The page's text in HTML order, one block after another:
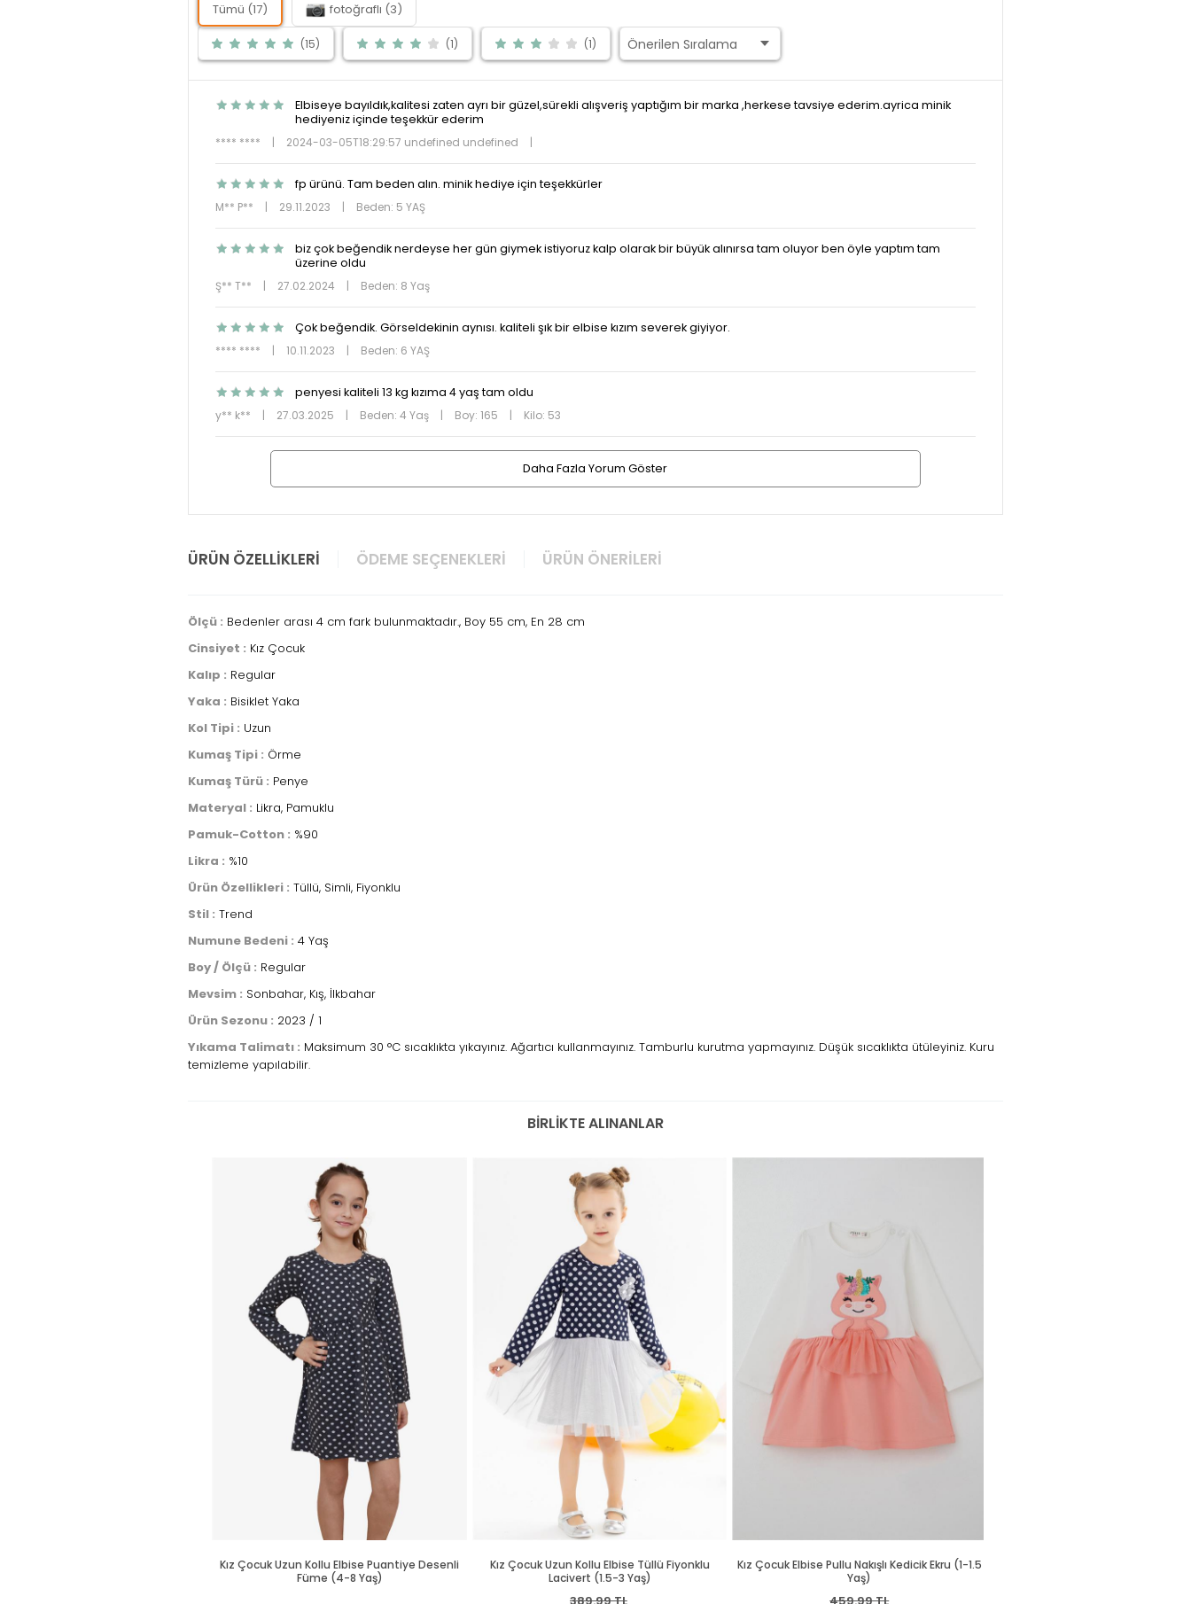
Tümü (17) fotoğraflı (3)
(15) (1) (1)
Elbiseye bayıldık,kalitesi zaten ayrı bir güzel,sürekli alışveriş yaptığım bir marka ,herkese tavsiye ederim.ayrica minik
hediyeniz içinde teşekkür ederim
**** ****
| 2024-03-05T18:29:57 undefined undefined |
fp ürünü. Tam beden alın. minik hediye için teşekkürler
M** P**
| 29.11.2023 | Beden: 5 YAŞ
biz çok beğendik nerdeyse her gün giymek istiyoruz kalp olarak bir büyük alınırsa tam oluyor ben öyle yaptım tam
üzerine oldu
Ş** T**
| 27.02.2024 | Beden: 8 Yaş
Çok beğendik. Görseldekinin aynısı. kaliteli şık bir elbise kızım severek giyiyor.
**** ****
| 10.11.2023 | Beden: 6 YAŞ
penyesi kaliteli 13 kg kızıma 4 yaş tam oldu
y** k**
| 27.03.2025 | Beden: 4 Yaş | Boy: 165 | Kilo: 53
Daha Fazla Yorum Göster
ÜRÜN ÖZELLIKLERI ÖDEME SEÇENEKLERI ÜRÜN ÖNERILERI
Ölçü : Bedenler arası 4 cm fark bulunmaktadır., Boy 55 cm, En 28 cm
Cinsiyet : Kız Çocuk
Kalıp : Regular
Yaka : Bisiklet Yaka
Kol Tipi : Uzun
Kumaş Tipi : Örme
Kumaş Türü : Penye
Materyal : Likra, Pamuklu
Pamuk-Cotton : %90
Likra : %10
Ürün Özellikleri : Tüllü, Simli, Fiyonklu
Stil : Trend
Numune Bedeni : 4 Yaş
Boy / Ölçü : Regular
Mevsim : Sonbahar, Kış, İlkbahar
Ürün Sezonu : 2023 / 1
Yıkama Talimatı : Maksimum 30 °C sıcaklıkta yıkayınız. Ağartıcı kullanmayınız. Tamburlu kurutma yapmayınız. Düşük sıcaklıkta ütüleyiniz. Kuru
temizleme yapılabilir.